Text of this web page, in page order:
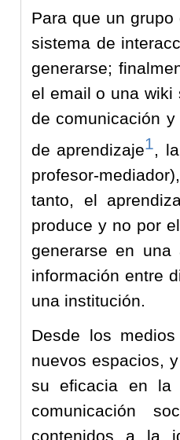
Para que un
sistema de
generarse;
el email o una wiki
de comunicación
de aprendizaje1,
profesor-
tanto, el
produce y no por
generarse en
información entre
una institución.
Desde los
nuevos espacios,
su eficacia en la
comunicación
contenidos a la